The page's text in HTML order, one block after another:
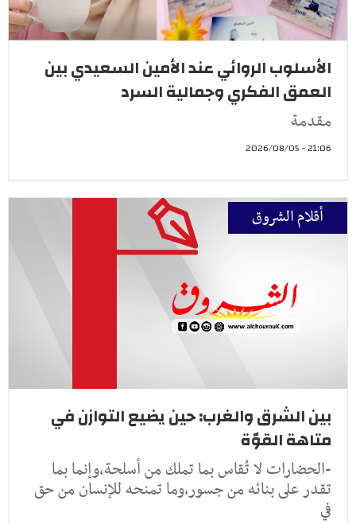
الأسلوب الروائي عند الأمين السعيدي بين
العمق الفكري وجمالية السرد
مقدمة
21:06 - 2026/08/05
أقلام الشروق
بين الشرق والغرب: حين يضيع التوازن في
متاهة القوّة
-الحضارات لا تُقاس بما تملك من أسلحة،وإنما بما
تقدر على بنائه من جسور،وما تمنحه للإنسان من حق
في